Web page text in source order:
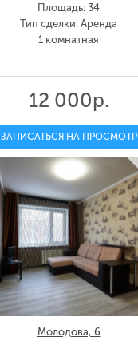
Площадь: 34
Тип сделки: Аренда
1 комнатная
12 000р.
ЗАПИСАТЬСЯ НА ПРОСМОТР
Молодова, 6